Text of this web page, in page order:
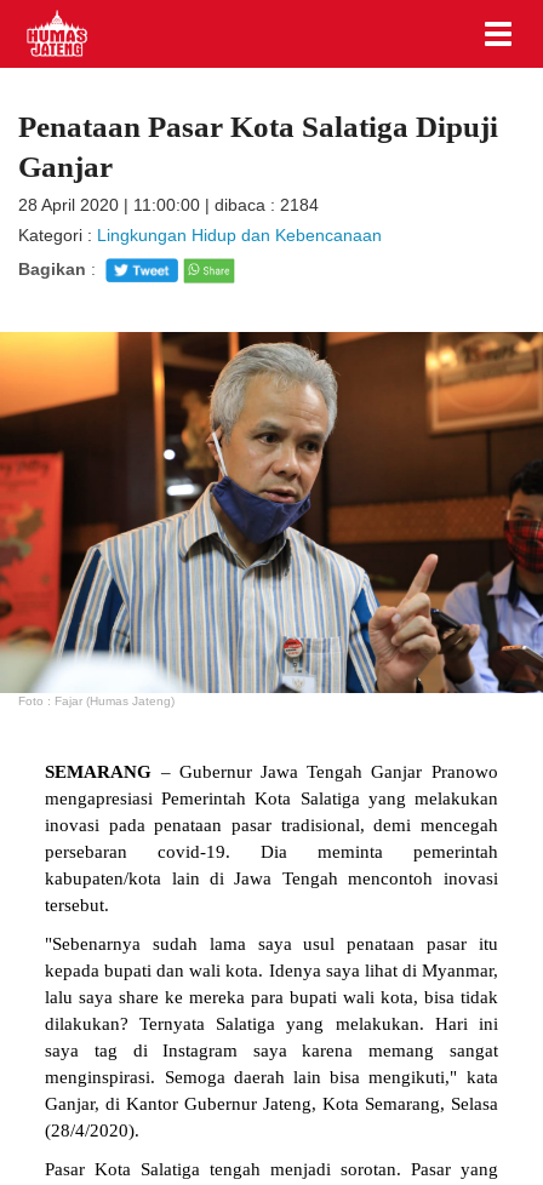
Penataan Pasar Kota Salatiga Dipuji
Ganjar
28 April 2020 | 11:00:00 | dibaca : 2184
Kategori : Lingkungan Hidup dan Kebencanaan
Bagikan :
Foto : Fajar (Humas Jateng)
SEMARANG – Gubernur Jawa Tengah Ganjar Pranowo
mengapresiasi Pemerintah Kota Salatiga yang melakukan
inovasi pada penataan pasar tradisional, demi mencegah
persebaran covid-19. Dia meminta pemerintah
kabupaten/kota lain di Jawa Tengah mencontoh inovasi
tersebut.
"Sebenarnya sudah lama saya usul penataan pasar itu
kepada bupati dan wali kota. Idenya saya lihat di Myanmar,
lalu saya share ke mereka para bupati wali kota, bisa tidak
dilakukan? Ternyata Salatiga yang melakukan. Hari ini
saya tag di Instagram saya karena memang sangat
menginspirasi. Semoga daerah lain bisa mengikuti," kata
Ganjar, di Kantor Gubernur Jateng, Kota Semarang, Selasa
(28/4/2020).
Pasar Kota Salatiga tengah menjadi sorotan. Pasar yang